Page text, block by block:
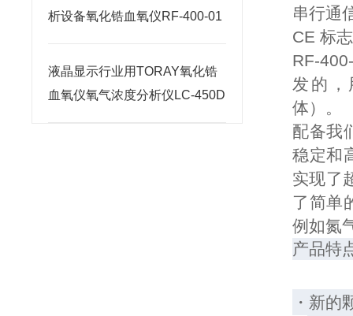
析设备氧化锆血氧仪RF-400-01
液晶显示行业用TORAY氧化锆
血氧仪氧气浓度分析仪LC-450D
串行通
CE 标志
RF-
发的
体）。
配备我
稳定和
实现了
了简单
例如氮
产品特
・新的